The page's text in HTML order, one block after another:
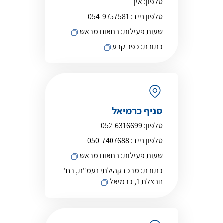
טלפון נייד:054-9757581
שעות פעילות:בתאום מראש
כתובת: כפר קרע
סניף כרמיאל
טלפון: 052-6316699
טלפון נייד:050-7407688
שעות פעילות:בתאום מראש
כתובת: מרכז קהילתי נעמ"ת, רח'
חבצלת 1, כרמיאל